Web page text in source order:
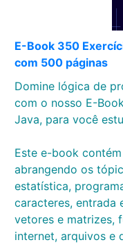
E-Book 350
com 500 páginas
Domine lógica de
com o nosso E-
Java, para você
Este e-book
abrangendo os
estatística,
caracteres, entrada
vetores e matrizes,
internet, arquivos e